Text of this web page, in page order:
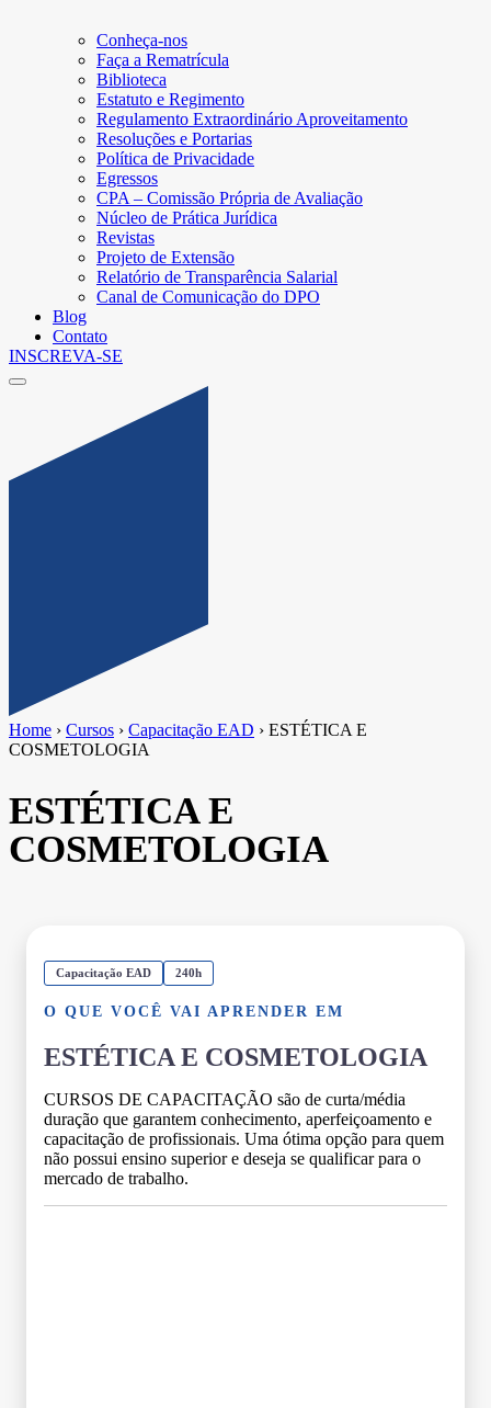
Conheça-nos
Faça a Rematrícula
Biblioteca
Estatuto e Regimento
Regulamento Extraordinário Aproveitamento
Resoluções e Portarias
Política de Privacidade
Egressos
CPA – Comissão Própria de Avaliação
Núcleo de Prática Jurídica
Revistas
Projeto de Extensão
Relatório de Transparência Salarial
Canal de Comunicação do DPO
Blog
Contato
INSCREVA-SE
Home › Cursos › Capacitação EAD › ESTÉTICA E
COSMETOLOGIA
ESTÉTICA E
COSMETOLOGIA
Capacitação EAD 240h
O QUE VOCÊ VAI APRENDER EM
ESTÉTICA E COSMETOLOGIA
CURSOS DE CAPACITAÇÃO são de curta/média
duração que garantem conhecimento, aperfeiçoamento e
capacitação de profissionais. Uma ótima opção para quem
não possui ensino superior e deseja se qualificar para o
mercado de trabalho.